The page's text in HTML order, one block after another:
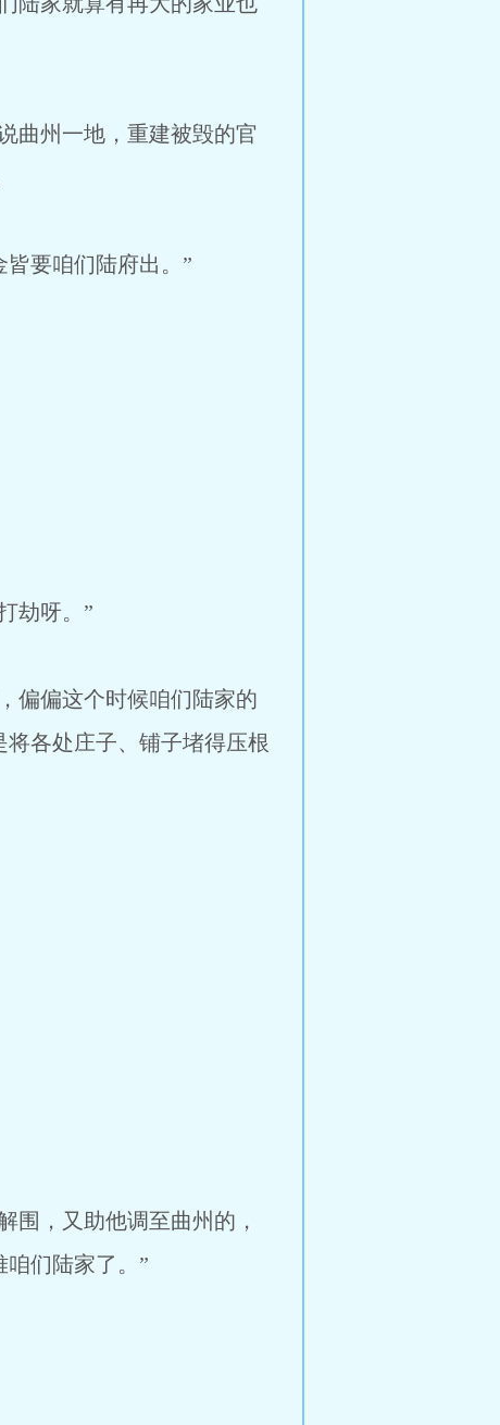
州一地，重建被毁的官
要咱们陆府出。”
劫呀。”
偏偏这个时候咱们陆家的
各处庄子、铺子堵得压根
，又助他调至曲州的，
们陆家了。”